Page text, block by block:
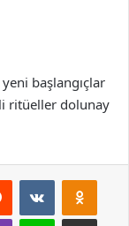
başlangıçlar
ritüeller dolunay
Reddit VKontakte
Viber Line E-Posta ile